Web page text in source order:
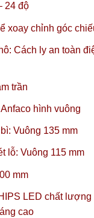
24 độ
xoay chỉnh góc
Cách ly an toàn
trần
hình vuông
Vuông 135 mm
lỗ: Vuông 115 mm
mm
LED chất lượng
cao